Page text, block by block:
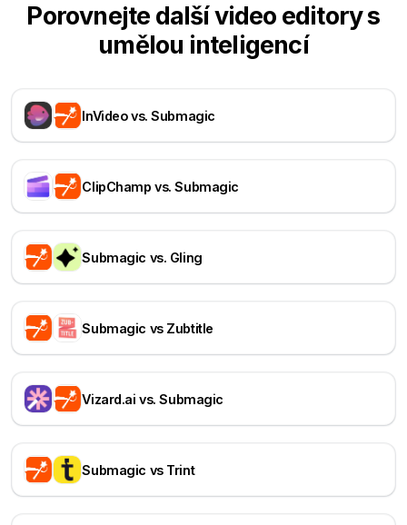
Porovnejte další video editory s
umělou inteligencí
InVideo vs. Submagic
ClipChamp vs. Submagic
Submagic vs. Gling
Submagic vs Zubtitle
Vizard.ai vs. Submagic
Submagic vs Trint